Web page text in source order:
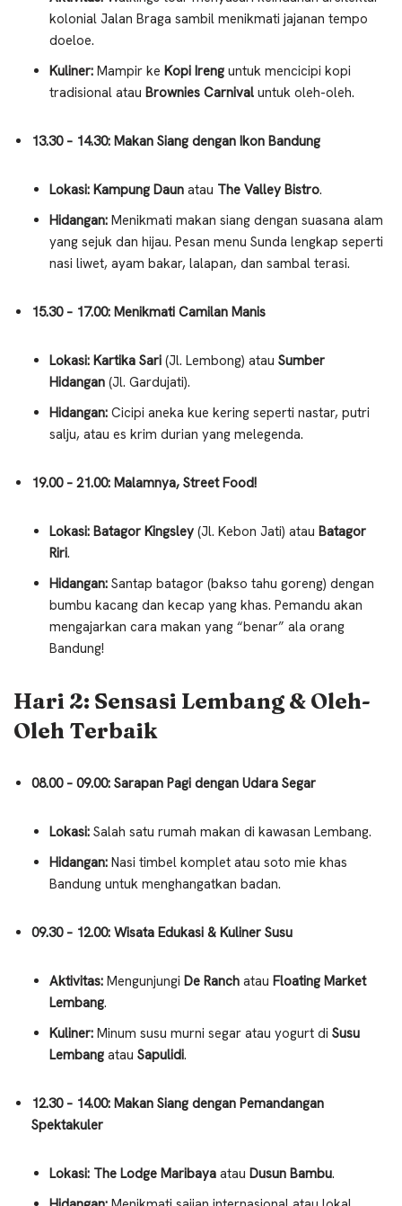
kolonial Jalan Braga sambil menikmati jajanan tempo
doeloe.
Kuliner: Mampir ke Kopi Ireng untuk mencicipi kopi
tradisional atau Brownies Carnival untuk oleh-oleh.
13.30 – 14.30: Makan Siang dengan Ikon Bandung
Lokasi: Kampung Daun atau The Valley Bistro.
Hidangan: Menikmati makan siang dengan suasana alam
yang sejuk dan hijau. Pesan menu Sunda lengkap seperti
nasi liwet, ayam bakar, lalapan, dan sambal terasi.
15.30 – 17.00: Menikmati Camilan Manis
Lokasi: Kartika Sari (Jl. Lembong) atau Sumber
Hidangan (Jl. Gardujati).
Hidangan: Cicipi aneka kue kering seperti nastar, putri
salju, atau es krim durian yang melegenda.
19.00 – 21.00: Malamnya, Street Food!
Lokasi: Batagor Kingsley (Jl. Kebon Jati) atau Batagor
Riri.
Hidangan: Santap batagor (bakso tahu goreng) dengan
bumbu kacang dan kecap yang khas. Pemandu akan
mengajarkan cara makan yang “benar” ala orang
Bandung!
Hari 2: Sensasi Lembang & Oleh-
Oleh Terbaik
08.00 – 09.00: Sarapan Pagi dengan Udara Segar
Lokasi: Salah satu rumah makan di kawasan Lembang.
Hidangan: Nasi timbel komplet atau soto mie khas
Bandung untuk menghangatkan badan.
09.30 – 12.00: Wisata Edukasi & Kuliner Susu
Aktivitas: Mengunjungi De Ranch atau Floating Market
Lembang.
Kuliner: Minum susu murni segar atau yogurt di Susu
Lembang atau Sapulidi.
12.30 – 14.00: Makan Siang dengan Pemandangan
Spektakuler
Lokasi: The Lodge Maribaya atau Dusun Bambu.